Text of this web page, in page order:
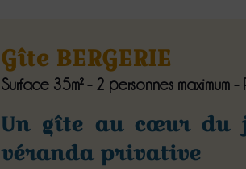
Gîte BERGERIE
Surface 35m² - 2 personnes maximum
Un gîte au cœur du
véranda privative